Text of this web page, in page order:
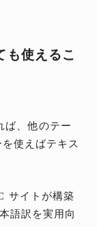
使えるこ
ば、他のテー
使えばテキス
サイトが構築
語訳を実用向